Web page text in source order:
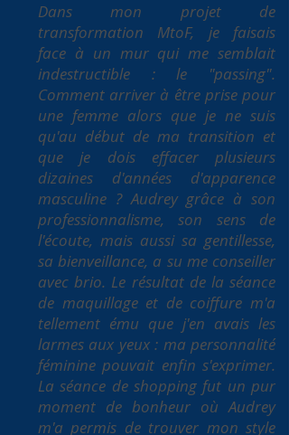
Dans mon projet de
transformation MtoF, je faisais
face à un mur qui me semblait
indestructible : le "passing".
Comment arriver à être prise pour
une femme alors que je ne suis
qu'au début de ma transition et
que je dois effacer plusieurs
dizaines d'années d'apparence
masculine ? Audrey grâce à son
professionnalisme, son sens de
l'écoute, mais aussi sa gentillesse,
sa bienveillance, a su me conseiller
avec brio. Le résultat de la séance
de maquillage et de coiffure m'a
tellement ému que j'en avais les
larmes aux yeux : ma personnalité
féminine pouvait enfin s'exprimer.
La séance de shopping fut un pur
moment de bonheur où Audrey
m'a permis de trouver mon style